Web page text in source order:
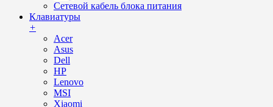
Сетевой кабель блока питания
Клавиатуры
+
Acer
Asus
Dell
HP
Lenovo
MSI
Xiaomi